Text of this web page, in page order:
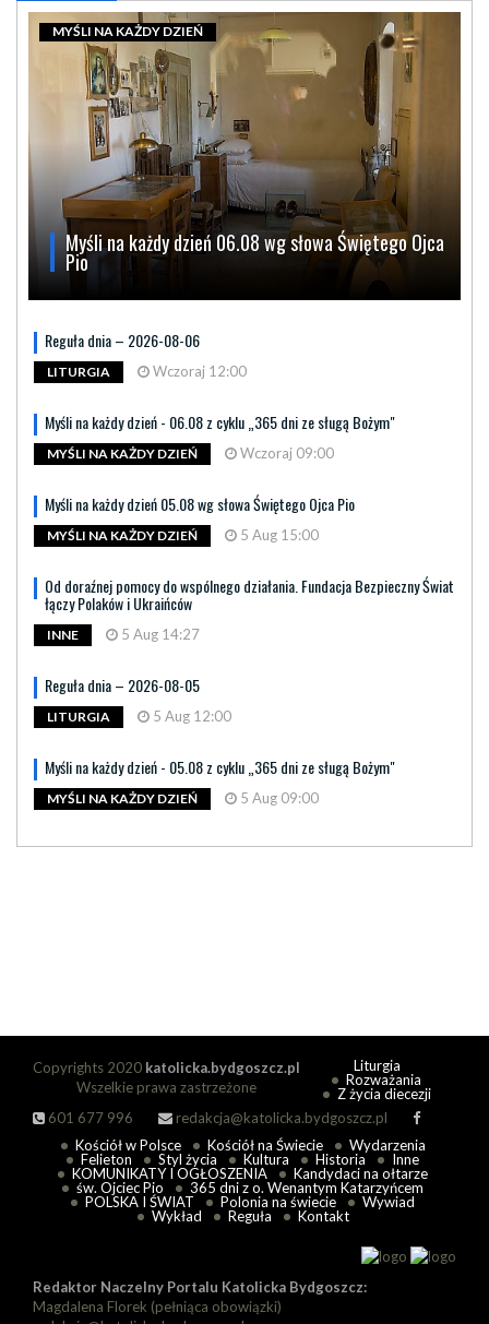
Myśli na każdy dzień 06.08 wg słowa Świętego Ojca
Pio
MYŚLI NA KAŻDY DZIEŃ
Reguła dnia – 2026-08-06
LITURGIA Wczoraj 12:00
Myśli na każdy dzień - 06.08 z cyklu „365 dni ze sługą Bożym"
MYŚLI NA KAŻDY DZIEŃ Wczoraj 09:00
Myśli na każdy dzień 05.08 wg słowa Świętego Ojca Pio
MYŚLI NA KAŻDY DZIEŃ 5 Aug 15:00
Od doraźnej pomocy do wspólnego działania. Fundacja Bezpieczny Świat
łączy Polaków i Ukraińców
INNE 5 Aug 14:27
Reguła dnia – 2026-08-05
LITURGIA 5 Aug 12:00
Myśli na każdy dzień - 05.08 z cyklu „365 dni ze sługą Bożym"
MYŚLI NA KAŻDY DZIEŃ 5 Aug 09:00
Copyrights 2020 katolicka.bydgoszcz.pl
Wszelkie prawa zastrzeżone
601 677 996
redakcja@katolicka.bydgoszcz.pl
Liturgia
Rozważania
Z życia diecezji
Kościół w Polsce Kościół na Świecie
Wydarzenia
Felieton
Styl życia Kultura Historia
Inne
KOMUNIKATY I OGŁOSZENIA
Kandydaci na ołtarze
św. Ojciec Pio
365 dni z o. Wenantym Katarzyńcem
POLSKA I ŚWIAT
Polonia na świecie
Wywiad
Wykład
Reguła Kontakt
Redaktor Naczelny Portalu Katolicka Bydgoszcz:
Magdalena Florek (pełniąca obowiązki)